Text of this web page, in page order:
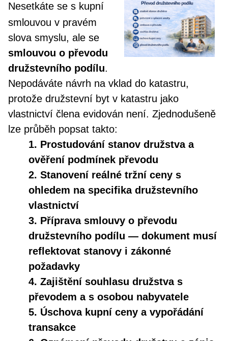
Nesetkáte se s kupní
smlouvou v pravém
slova smyslu, ale se
smlouvou o převodu
družstevního podílu.
Nepodáváte návrh na vklad do katastru,
protože družstevní byt v katastru jako
vlastnictví člena evidován není. Zjednodušeně
lze průběh popsat takto:
1. Prostudování stanov družstva a
ověření podmínek převodu
2. Stanovení reálné tržní ceny s
ohledem na specifika družstevního
vlastnictví
3. Příprava smlouvy o převodu
družstevního podílu — dokument musí
reflektovat stanovy i zákonné
požadavky
4. Zajištění souhlasu družstva s
převodem a s osobou nabyvatele
5. Úschova kupní ceny a vypořádání
transakce